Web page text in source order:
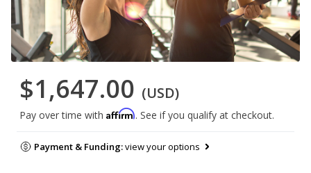
$1,647.00 (USD)
Pay over time with Affirm. See if you qualify at checkout.
Payment & Funding:view your options